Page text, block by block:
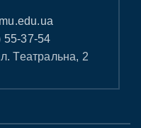
55-37-54
Театральна, 2